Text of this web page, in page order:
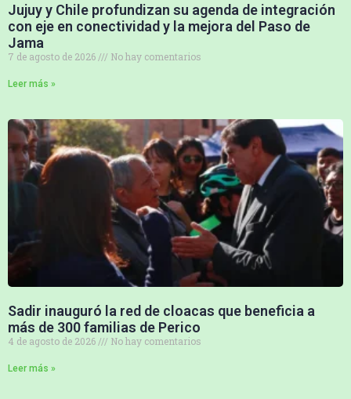
Jujuy y Chile profundizan su agenda de integración
con eje en conectividad y la mejora del Paso de
Jama
7 de agosto de 2026 No hay comentarios
Leer más »
Sadir inauguró la red de cloacas que beneficia a
más de 300 familias de Perico
4 de agosto de 2026 No hay comentarios
Leer más »